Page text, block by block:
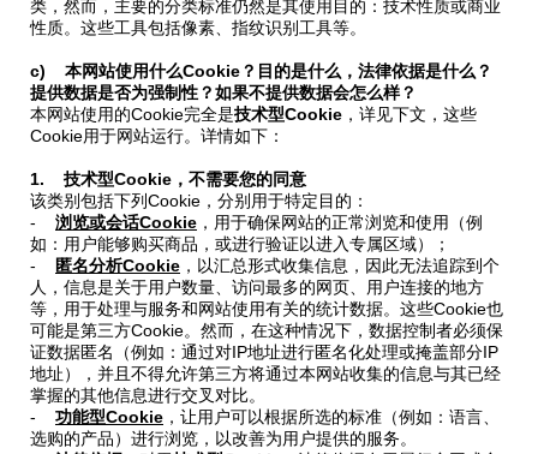
控制系统的电子元件
热交换
风扇驱动系统
类，然而，主要的分类标准仍然是其使用目的：技术性质或商业
性质。这些工具包括像素、指纹识别工具等。
c) 本网站使用什么Cookie？目的是什么，法律依据是什么？
提供数据是否为强制性？如果不提供数据会怎么样？
本网站使用的Cookie完全是技术型Cookie ，详见下文，这些
Cookie用于网站运行。详情如下：
1. 技术型Cookie，不需要您的同意
该类别包括下列Cookie，分别用于特定目的：
- 浏览或会话Cookie ，用于确保网站的正常浏览和使用（例
如：用户能够购买商品，或进行验证以进入专属区域）；
-
匿名分析Cookie ，以汇总形式收集信息，因此无法追踪到个
人，信息是关于用户数量、访问最多的网页、用户连接的地方
等，用于处理与服务和网站使用有关的统计数据。这些Cookie也
可能是第三方Cookie。然而，在这种情况下，数据控制者必须保
证数据匿名（例如：通过对IP地址进行匿名化处理或掩盖部分IP
地址），并且不得允许第三方将通过本网站收集的信息与其已经
掌握的其他信息进行交叉对比。
- 功能型Cookie ，让用户可以根据所选的标准（例如：语言、
选购的产品）进行浏览，以改善为用户提供的服务。